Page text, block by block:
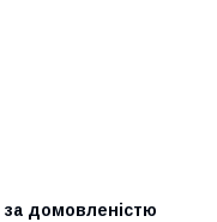
за домовленістю